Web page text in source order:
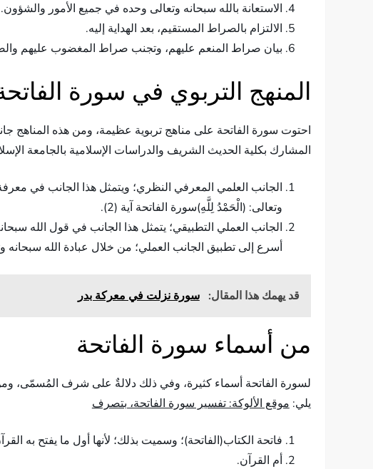
الاستعانة بالله سبحانه وتعالى وحده في جميع الأمور والشؤون.
الالتزام بالصراط المستقيم، بعد الهداية إليه.
بيان صراط المنعم عليهم، وتجنب صراط المغضوب عليهم
المنهج التربوي في سورة
احتوت سورة الفاتحة على مناهج تربوية عظيمة، ومن هذه المناهج
المشارك بكلية الحديث الشريف والدراسات الإسلامية بالجامعة الإسلامية بالمدينة
الجانب العلمي المعرفي النظري؛ ويتمثل هذا الجانب في
وتعالى: (الْحَمْدُ لِلَّهِ)سورة الفاتحة آية (2).
أسرع إلى تطبيق الجانب العملي؛ من خلال عبادة الله سبحانه
قد يهمك هذا المقال: سورة نزلت في معركة بدر
من أسماء سورة الفاتحة
لسورة الفاتحة أسماء كثيرة، وفي ذلك دلالةٌ على شرف المُسمّى،
يلي: موقع الألوكة: تفسير سورة الفاتحة، بتصرف
فاتحة الكتاب(الفاتحة)؛ وسميت بذلك؛ لأنها أول ما يفتح به
أم القرآن.